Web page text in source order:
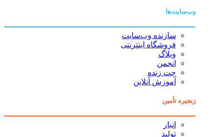
وب‌سایت‌ها
سازنده وب‌سایت
فروشگاه اینترنتی
وبلاگ
انجمن
چت زنده
آموزش آنلاین
زنجیره تأمین
انبار
تولید